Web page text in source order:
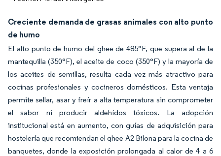
Creciente demanda de grasas animales con alto punto
de humo
El alto punto de humo del ghee de 485°F, que supera al de la
mantequilla (350°F), el aceite de coco (350°F) y la mayoría de
los aceites de semillas, resulta cada vez más atractivo para
cocinas profesionales y cocineros domésticos. Esta ventaja
permite sellar, asar y freír a alta temperatura sin comprometer
el sabor ni producir aldehídos tóxicos. La adopción
institucional está en aumento, con guías de adquisición para
hostelería que recomiendan el ghee A2 Bilona para la cocina de
banquetes, donde la exposición prolongada al calor de 4 a 6